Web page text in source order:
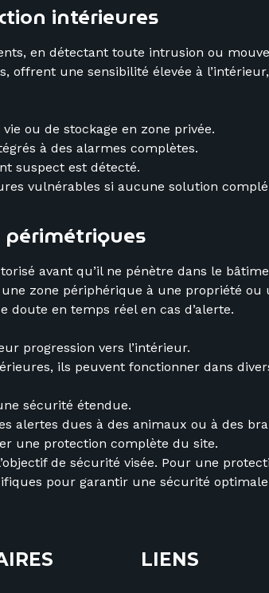
intérieures
en détectant toute intrusion ou
offrent une sensibilité élevée à
ou de stockage en zone privée.
à des alarmes complètes.
suspect est détecté.
vulnérables si aucune solution
périmétriques
avant qu’il ne pénètre dans le
zone périphérique à une propriété ou
doute en temps réel en cas d’alerte.
progression vers l’intérieur.
ils peuvent fonctionner dans
sécurité étendue.
alertes dues à des animaux ou à des
une protection complète du site.
de sécurité visée. Pour une
pour garantir une sécurité
LIENS